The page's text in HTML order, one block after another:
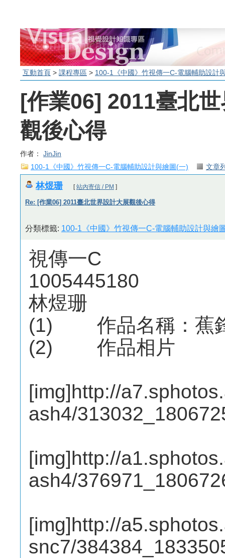
互動首頁 > 課程專區 > 100-1《中國》竹視傳一C-電腦輔助設計
[作業06] 2011臺北
觀後心得
作者： JinJin
100-1《中國》竹視傳一C-電腦輔助設計與繪圖(一)
文章
林煜珊 [站內寄信 / PM ]
Re: [作業06] 2011臺北世界設計大展觀後心得
分類標籤: 100-1《中國》竹視傳一C-電腦輔助設計與繪
視傳一C
1005445180
林煜珊
(1) 作品名稱：蕉
(2) 作品相片
[img]http://
ash4/
[img]http://
ash4/
[img]http://
snc7/